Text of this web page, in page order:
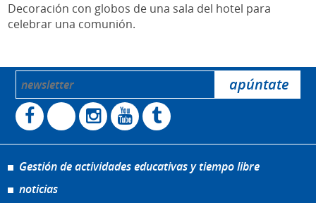
Decoración con globos de una sala del hotel para
celebrar una comunión.
Gestión de actividades educativas y tiempo libre
noticias